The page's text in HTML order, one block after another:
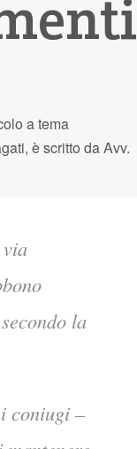
a tema
è scritto da Avv.
la
coniugi –